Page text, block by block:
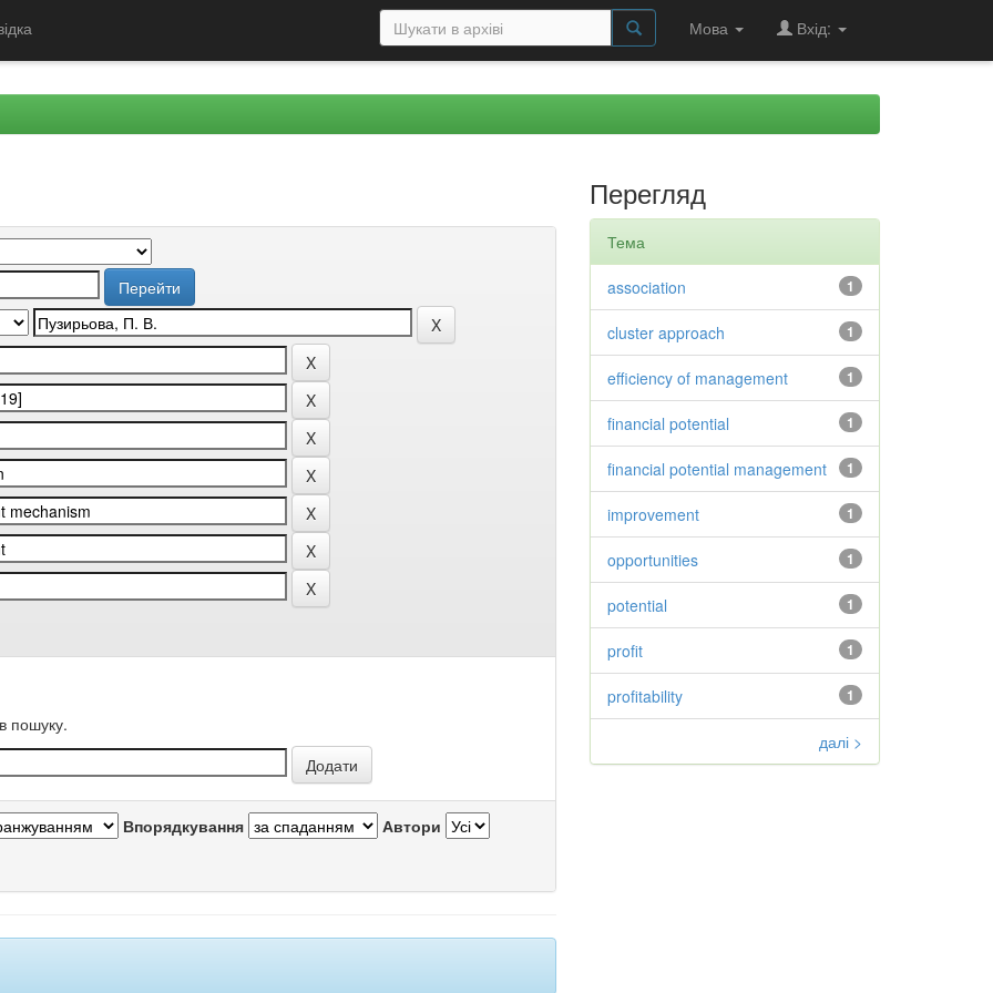
Мова Вхід:
пошуку.
Впорядкування Автори
Перегляд
Тема
1
association
1
cluster approach
1
efficiency of management
1
financial potential
1
financial potential management
1
improvement
1
opportunities
1
potential
1
profit
1
profitability
далі >